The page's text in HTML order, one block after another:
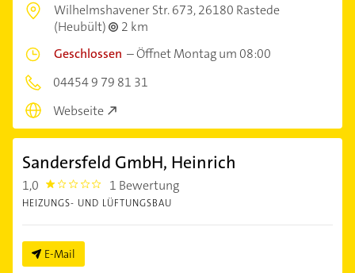
Wilhelmshavener Str. 673,26180 Rastede
(Heubült)
2 km
Geschlossen –Öffnet Montag um 08:00
04454 9 79 81 31
Webseite
Sandersfeld GmbH, Heinrich
1,0 1.0 1 Bewertung
HEIZUNGS- UND LÜFTUNGSBAU
E-Mail